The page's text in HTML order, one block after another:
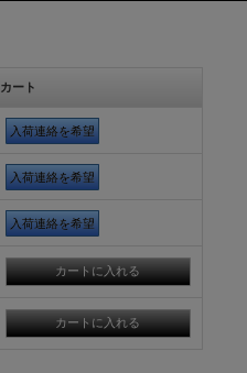
カート
入荷連絡を希望
入荷連絡を希望
入荷連絡を希望